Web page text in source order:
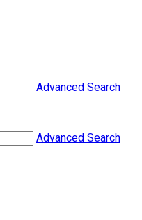
Advanced Search
Advanced Search